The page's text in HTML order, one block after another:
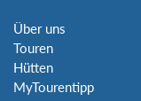
Über uns
Touren
Hütten
MyTourentipp